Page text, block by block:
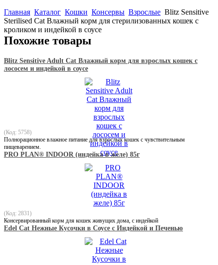
Главная Каталог Кошки Консервы Взрослые Blitz Sensitive
Sterilised Cat Влажный корм для стерилизованных кошек с
кроликом и индейкой в соусе
Похожие товары
Blitz Sensitive Adult Cat Влажный корм для взрослых кошек с
лососем и индейкой в соусе
(Код: 5758)
Полнорационное влажное питание для взрослых кошек с чувствительным
пищеварением.
PRO PLAN® INDOOR (индейка в желе) 85г
(Код: 2831)
Консервированный корм для кошек живущих дома, с индейкой
Edel Cat Нежные Кусочки в Соусе с Индейкой и Печенью